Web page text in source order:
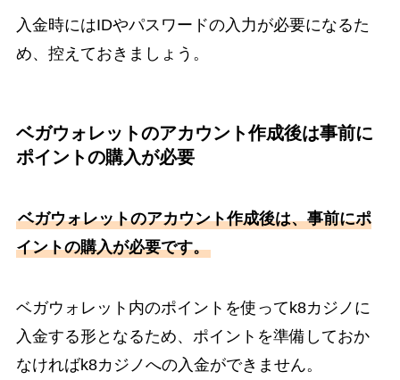
入金時にはIDやパスワードの入力が必要になるた
め、控えておきましょう。
ベガウォレットのアカウント作成後は事前に
ポイントの購入が必要
ベガウォレットのアカウント作成後は、事前にポ
イントの購入が必要です。
ベガウォレット内のポイントを使ってk8カジノに
入金する形となるため、ポイントを準備しておか
なければk8カジノへの入金ができません。